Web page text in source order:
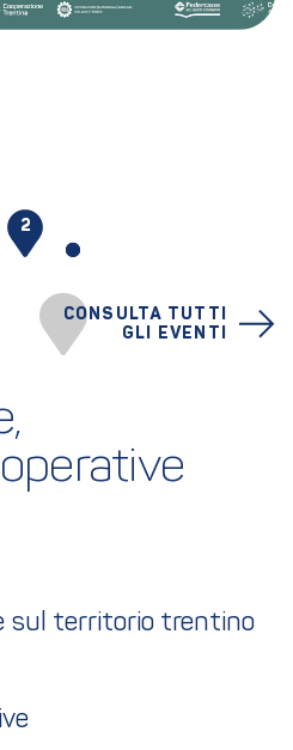
CONSULTA TUTTI
GLI EVENTI
2
sul territorio trentino